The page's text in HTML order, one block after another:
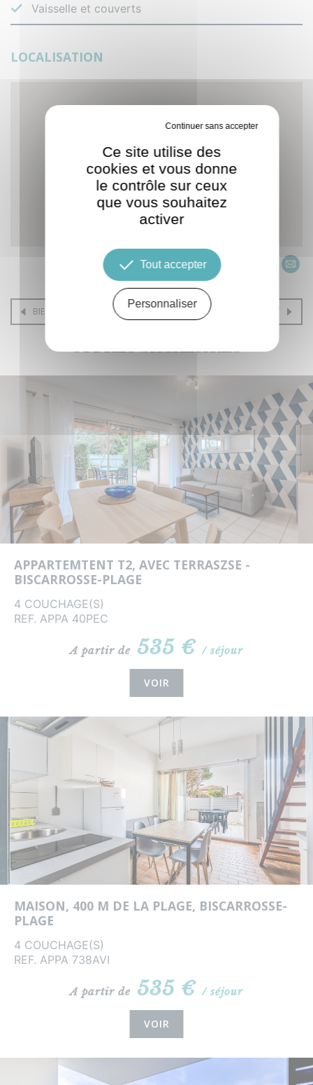
Vaisselle et couverts
LOCALISATION
BIEN PRÉCÉDENT BIEN SUIVANT
OFFRES SIMILAIRES
APPARTEMTENT T2, AVEC TERRASZSE -
BISCARROSSE-PLAGE
4 COUCHAGE(S)
REF. APPA 40PEC
A partir de 535 €/ séjour
VOIR
MAISON, 400 M DE LA PLAGE, BISCARROSSE-
PLAGE
4 COUCHAGE(S)
REF. APPA 738AVI
A partir de 535 €/ séjour
VOIR
Ce site utilise des
cookies et vous donne
le contrôle sur ceux
que vous souhaitez
activer
Tout accepter
Personnaliser